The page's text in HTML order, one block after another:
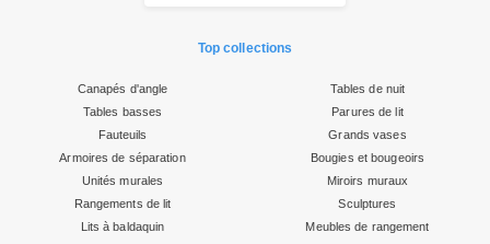
Top collections
Canapés d'angle
Tables basses
Fauteuils
Armoires de séparation
Unités murales
Rangements de lit
Lits à baldaquin
Tables de nuit
Parures de lit
Grands vases
Bougies et bougeoirs
Miroirs muraux
Sculptures
Meubles de rangement